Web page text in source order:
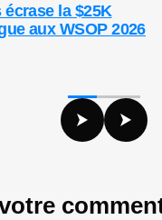
écrase la $25K
aux WSOP 2026